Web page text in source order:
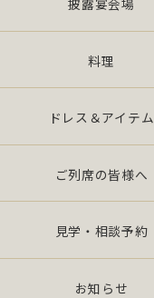
披露宴会場
料理
ドレス＆アイテム
ご列席の皆様へ
見学・相談予約
お知らせ